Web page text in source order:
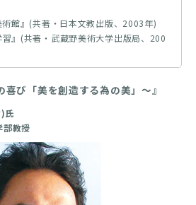
術館』(共著・日本文教出版、2003年)
習』(共著・武蔵野美術大学出版局、200
び「美を創造する為の美」～』
氏
部教授